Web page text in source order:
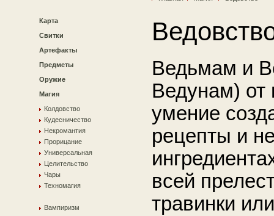
Карта
Свитки
Артефакты
Предметы
Оружие
Магия
Колдовство
Кудесничество
Некромантия
Прорицание
Универсальная
Целительство
Чары
Техномагия
Вампиризм
Ведьмам и
Ведунам) от
умение
рецепты и
всей
травинки